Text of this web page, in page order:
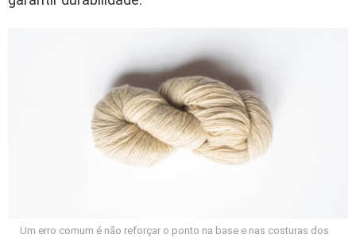
Um erro comum é não reforçar o ponto na base e nas costuras dos